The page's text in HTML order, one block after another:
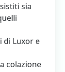
sia
di Luxor e
colazione